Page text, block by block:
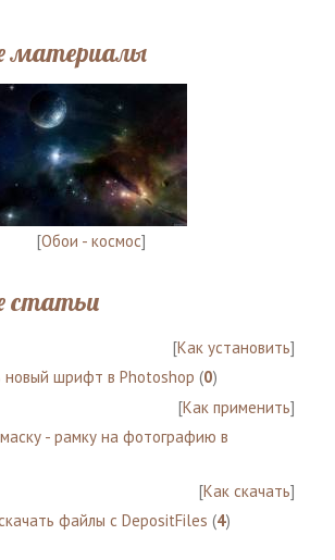
материалы
[Обои - космос]
статьи
[Как установить]
новый шрифт в Photoshop (0)
[Как применить]
- рамку на фотографию в
[Как скачать]
файлы с DepositFiles (4)